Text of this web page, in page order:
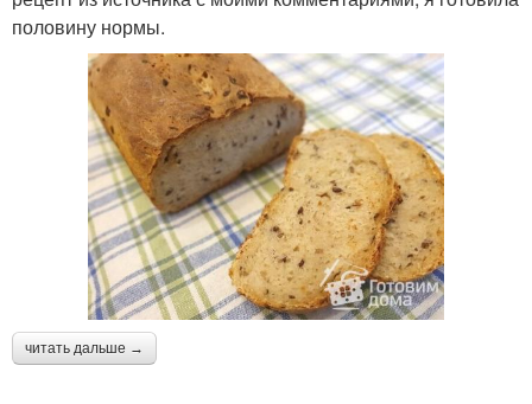
половину нормы.
читать дальше →